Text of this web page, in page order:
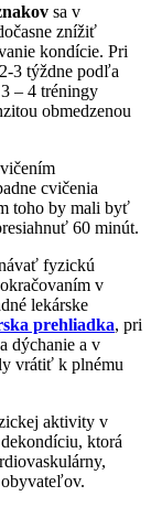
sa v
znížiť
kondície. Pri
3 týždne podľa
– 4 tréningy
obmedzenou
cvičenia
toho by mali byť
60 minút.
fyzickú
v
lekárske
prehliadka, pri
dýchanie a v
vrátiť k plnému
aktivity v
ktorá